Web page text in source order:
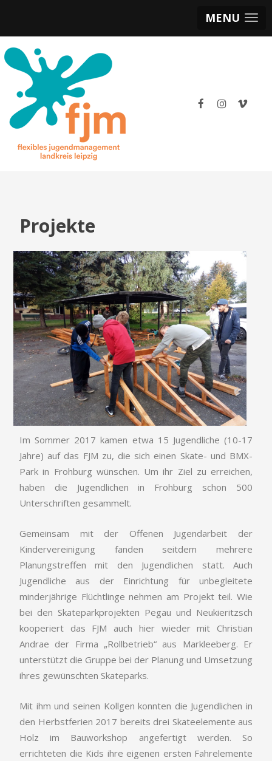
MENU
Projekte
Im Sommer 2017 kamen etwa 15 Jugendliche (10-17
Jahre) auf das FJM zu, die sich einen Skate- und BMX-
Park in Frohburg wünschen. Um ihr Ziel zu erreichen,
haben die Jugendlichen in Frohburg schon 500
Unterschriften gesammelt.
Gemeinsam mit der Offenen Jugendarbeit der
Kindervereinigung fanden seitdem mehrere
Planungstreffen mit den Jugendlichen statt. Auch
Jugendliche aus der Einrichtung für unbegleitete
minderjährige Flüchtlinge nehmen am Projekt teil. Wie
bei den Skateparkprojekten Pegau und Neukieritzsch
kooperiert das FJM auch hier wieder mit Christian
Andrae der Firma „Rollbetrieb“ aus Markleeberg. Er
unterstützt die Gruppe bei der Planung und Umsetzung
ihres gewünschten Skateparks.
Mit ihm und seinen Kollgen konnten die Jugendlichen in
den Herbstferien 2017 bereits drei Skateelemente aus
Holz im Bauworkshop angefertigt werden. So
errichteten die Kids ihre eigenen ersten Fahrelemente